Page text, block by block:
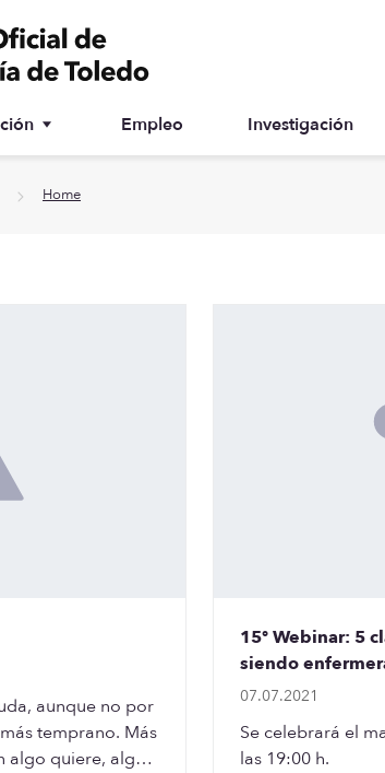
Empleo Investigación
Home
aunque no por
temprano. Más
algo quiere, algo
15º Webinar: 5
siendo
07.07.2021
Se celebrará el
las 19:00 h.